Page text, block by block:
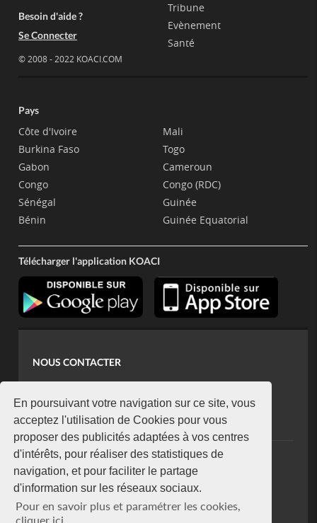
En poursuivant votre navigation sur ce site, vous
acceptez l'utilisation de Cookies pour vous
proposer des publicités adaptées à vos centres
d'intérêts, pour réaliser des statistiques de
navigation, et pour faciliter le partage
d'information sur les réseaux sociaux.
Pour en savoir plus et paramétrer les cookies,
cliquer ici
Besoin d'aide ?
Se Connecter
© 2008 - 2022 KOACI.COM
Tribune
Evènement
Santé
Pays
Côte d'Ivoire
Burkina Faso
Gabon
Congo
Sénégal
Bénin
Mali
Togo
Cameroun
Congo (RDC)
Guinée
Guinée Equatorial
Télécharger l'application KOACI
NOUS CONTACTER
koaci@yahoo.fr
+225 07 08 85 52 93
NEWSLETTER
Restez connecté via notre newsletter
S'abonner
Se désabonner